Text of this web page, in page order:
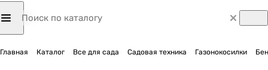
Главная Каталог Все для сада Садовая техника Газонокосилки